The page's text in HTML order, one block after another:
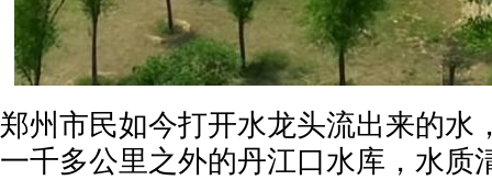
郑州市民如今打开水龙头流出来的水
一千多公里之外的丹江口水库，水质